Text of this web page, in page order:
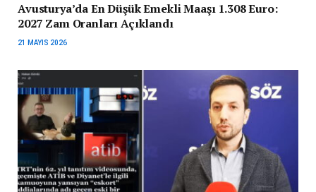
Avusturya’da En Düşük Emekli Maaşı 1.308 Euro:
2027 Zam Oranları Açıklandı
21 MAYIS 2026